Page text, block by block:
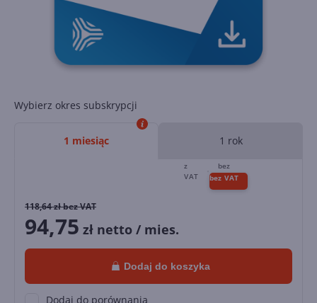
Wybierz okres subskrypcji
1 miesiąc 1 rok
118,64zł bez VAT
94,75 zł netto / mies.
Dodaj do koszyka
Dodaj do porównania